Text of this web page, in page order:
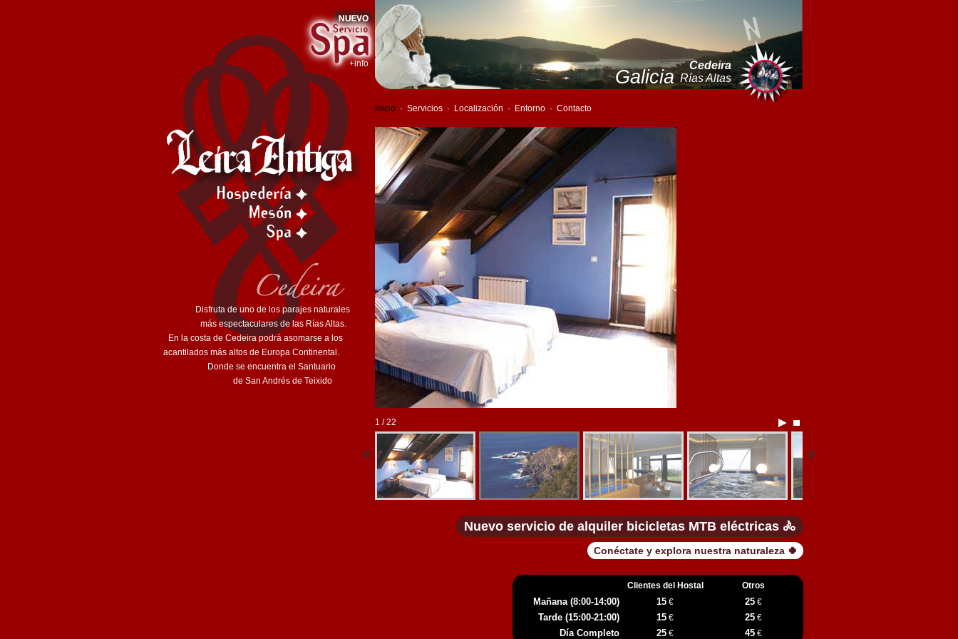
+info
Disfruta de uno de los parajes naturales
más espectaculares de las Rías Altas.
En la costa de Cedeira podrá asomarse a los
acantilados más altos de Europa Continental.
Donde se encuentra el Santuario
de San Andrés de Teixido
Galicia
Cedeira
Rías Altas
Inicio · Servicios · Localización · Entorno · Contacto
2 / 22
Nuevo servicio de alquiler bicicletas MTB eléctricas 🚴
Conéctate y explora nuestra naturaleza 🍀
Clientes del Hostal Otros
Mañana (8:00-14:00) 15 € 25 €
Tarde (15:00-21:00) 15 € 25 €
Día Completo 25 € 45 €